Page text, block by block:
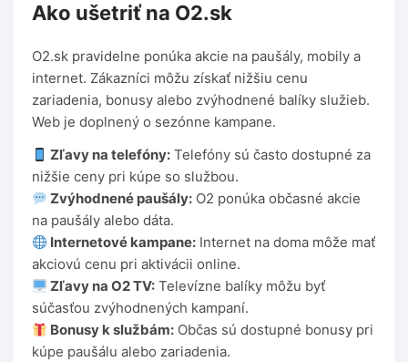
Ako ušetriť na O2.sk
O2.sk pravidelne ponúka akcie na paušály, mobily a
internet. Zákazníci môžu získať nižšiu cenu
zariadenia, bonusy alebo zvýhodnené balíky služieb.
Web je doplnený o sezónne kampane.
Zľavy na telefóny: Telefóny sú často dostupné za
nižšie ceny pri kúpe so službou.
Zvýhodnené paušály: O2 ponúka občasné akcie
na paušály alebo dáta.
Internetové kampane: Internet na doma môže mať
akciovú cenu pri aktivácii online.
Zľavy na O2 TV: Televízne balíky môžu byť
súčasťou zvýhodnených kampaní.
Bonusy k službám: Občas sú dostupné bonusy pri
kúpe paušálu alebo zariadenia.